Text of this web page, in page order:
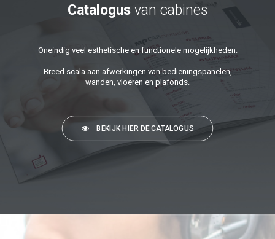
Catalogus van cabines
Oneindig veel esthetische en functionele mogelijkheden.
Breed scala aan afwerkingen van bedieningspanelen,
wanden, vloeren en plafonds.
BEKIJK HIER DE CATALOGUS